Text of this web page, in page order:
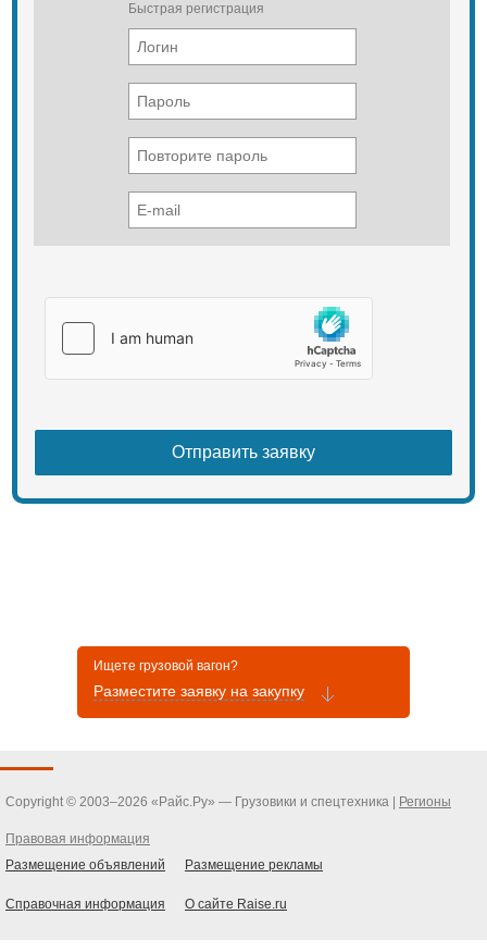
Быстрая регистрация
Ищете грузовой вагон?
Разместите заявку на закупку
Copyright © 2003–2026 «Райс.Ру» — Грузовики и спецтехника | Регионы
Правовая информация
Размещение объявлений
Размещение рекламы
Справочная информация О сайте Raise.ru